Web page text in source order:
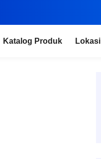
Katalog Produk Lokasi